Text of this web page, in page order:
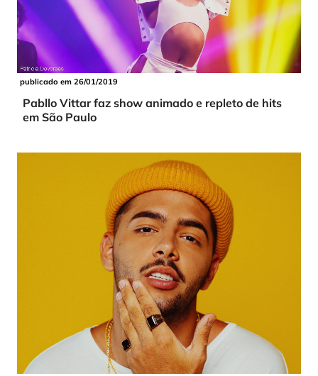
publicado em 26/01/2019
Pabllo Vittar faz show animado e repleto de hits
em São Paulo